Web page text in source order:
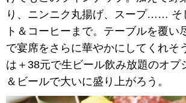
り、ニンニク丸揚げ、スープ…… そ
ト＆コーヒーまで。テーブルを覆い
で宴席をさらに華やかにしてくれそ
は＋38元で生ビール飲み放題のオプ
＆ビールで大いに盛り上がろう。